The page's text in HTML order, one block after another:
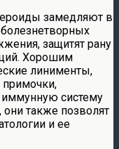
замедляют в
защитят рану
Хорошим
линименты,
примочки,
систему
также позволят
и ее